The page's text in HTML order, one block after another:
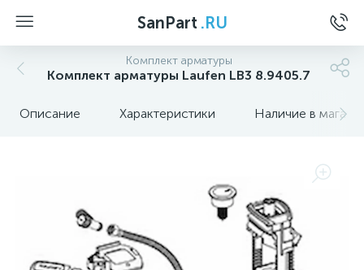
SanPart .RU
Комплект арматуры
Комплект арматуры Laufen LB3 8.9405.7
Описание Характеристики Наличие в